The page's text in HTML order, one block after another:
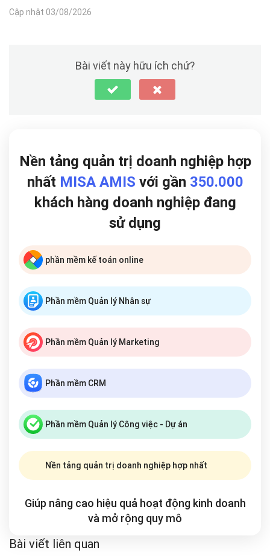
Cập nhật 03/08/2026
Bài viết này hữu ích chứ?
Nền tảng quản trị doanh nghiệp hợp
nhất MISA AMIS với gần 350.000
khách hàng doanh nghiệp đang
sử dụng
phần mềm kế toán online
Phần mềm Quản lý Nhân sự
Phần mềm Quản lý Marketing
Phần mềm CRM
Phần mềm Quản lý Công việc - Dự án
Nền tảng quản trị doanh nghiệp hợp nhất
Giúp nâng cao hiệu quả hoạt động kinh doanh
và mở rộng quy mô
Bài viết liên quan